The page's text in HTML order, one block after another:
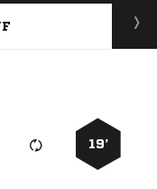
19’